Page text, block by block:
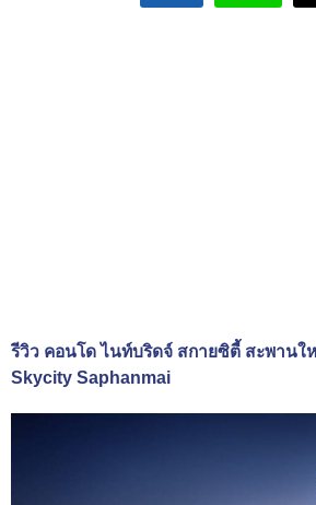
รีวิว คอนโด ไนท์บริดจ์ สกายซิตี้ สะพาน
Skycity Saphanmai